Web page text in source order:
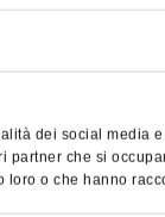
dei social media
che si
o che hanno